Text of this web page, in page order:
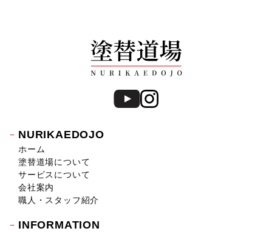
NURIKAEDOJO
ホーム
塗替道場について
サービスについて
会社案内
職人・スタッフ紹介
INFORMATION